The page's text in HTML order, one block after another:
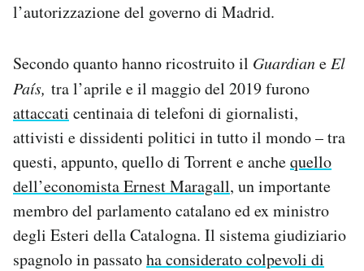
l’autorizzazione del governo di Madrid.
Secondo quanto hanno ricostruito il GuardianeEl
País, tra l’aprile e il maggio del 2019 furono
attaccati centinaia di telefoni di giornalisti,
attivisti e dissidenti politici in tutto il mondo – tra
questi, appunto, quello di Torrent e anchequello
dell’economista Ernest Maragall, un importante
membro del parlamento catalano ed ex ministro
degli Esteri della Catalogna. Il sistema giudiziario
spagnolo in passatoha considerato colpevoli di